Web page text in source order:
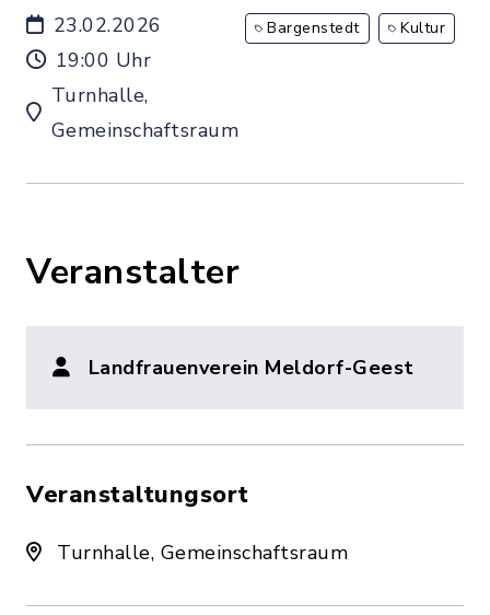
23.02.2026
19:00 Uhr
Turnhalle,
Gemeinschaftsraum
Bargenstedt Kultur
Veranstalter
Landfrauenverein Meldorf-Geest
Veranstaltungsort
Turnhalle, Gemeinschaftsraum